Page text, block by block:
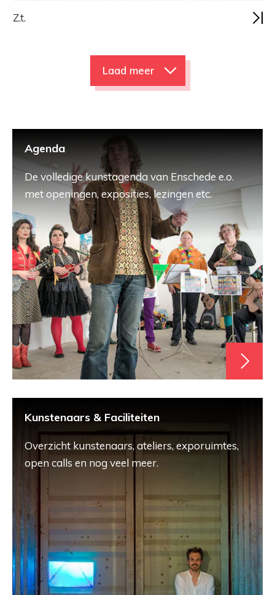
Z.t.
Laad meer
Agenda
De volledige kunstagenda van Enschede e.o.
met openingen, exposities, lezingen etc.
Kunstenaars & Faciliteiten
Overzicht kunstenaars, ateliers, exporuimtes,
open calls en nog veel meer.